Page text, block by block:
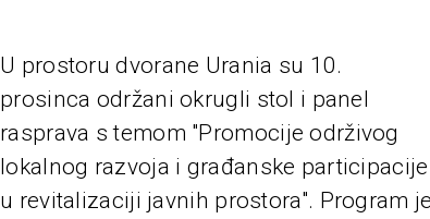
U prostoru dvorane Urania su 10.
prosinca održani okrugli stol i panel
rasprava s temom "Promocije održivog
lokalnog razvoja i građanske participacije
u revitalizaciji javnih prostora". Program je